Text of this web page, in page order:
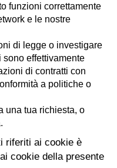
funzioni correttamente
e le nostre
di legge o investigare
effettivamente
di contratti con
a politiche o
una tua richiesta, o
riferiti ai cookie è
cookie della presente